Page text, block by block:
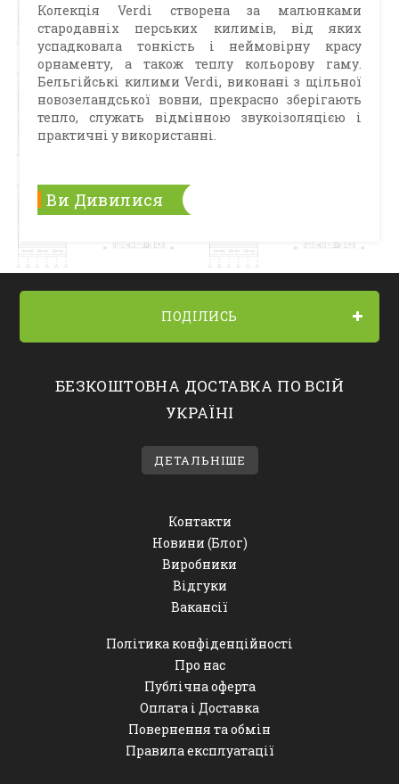
Колекція Verdi створена за малюнками
стародавніх перських килимів, від яких
успадковала тонкість і неймовірну красу
орнаменту, а також теплу кольорову гаму.
Бельгійські килими Verdi, виконані з щільної
новозеландської вовни, прекрасно зберігають
тепло, служать відмінною звукоізоляцією і
практичні у використанні.
Ви Дивилися
ПОДІЛИСЬ
БЕЗКОШТОВНА ДОСТАВКА ПО ВСІЙ
УКРАЇНІ
ДЕТАЛЬНІШЕ
Контакти
Новини (Блог)
Виробники
Відгуки
Вакансії
Політика конфіденційності
Про нас
Публічна оферта
Оплата і Доставка
Повернення та обмін
Правила експлуатації